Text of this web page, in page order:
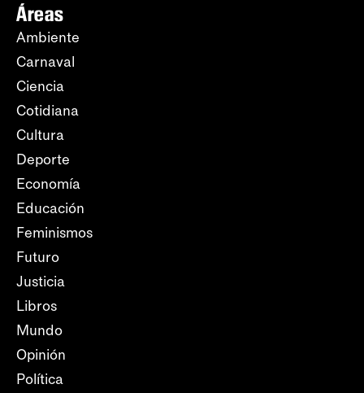
Áreas
Ambiente
Carnaval
Ciencia
Cotidiana
Cultura
Deporte
Economía
Educación
Feminismos
Futuro
Justicia
Libros
Mundo
Opinión
Política